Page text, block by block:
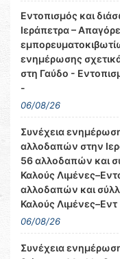
Εντοπισμός και
Ιεράπετρα –
ενημέρωσης
στη Γαύδο -
-
06/08/26
Συνέχεια
αλλοδαπών στην
56 αλλοδαπών και
Καλούς
αλλοδαπών και
Καλούς Λιμένες–Εντ
06/08/26
Συνέχεια